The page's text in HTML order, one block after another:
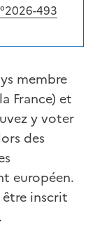
493
membre
France) et
y voter
des
européen.
être inscrit